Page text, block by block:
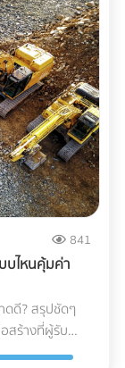
841
บไหนคุ้มค่า
ดดี? สรุปชัดๆ
สร้างที่ผู้รับ